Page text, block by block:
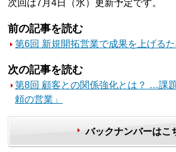
次回は7月4日（水）更新予定です。
前の記事を読む
第6回 新規開拓営業で成果を上げるた
次の記事を読む
第8回 顧客との関係強化とは？ …課
頼の営業」
バックナンバーはこ